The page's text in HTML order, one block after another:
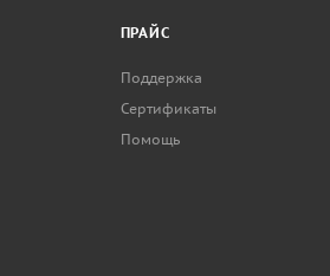
ПРАЙС
Поддержка
Сертификаты
Помощь